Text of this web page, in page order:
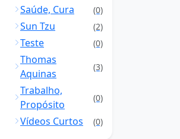
Saúde, Cura (0)
Sun Tzu (2)
Teste (0)
Thomas
Aquinas
(3)
Trabalho,
Propósito
(0)
Vídeos Curtos (0)